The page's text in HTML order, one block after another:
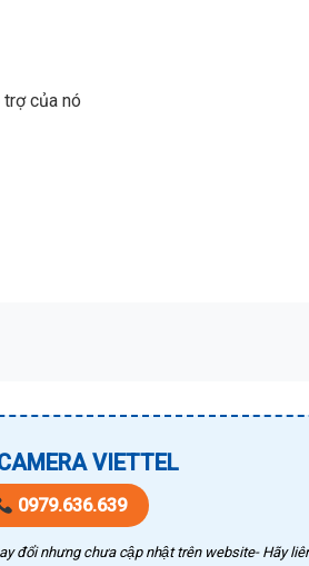
của nó
VIETTEL
0979.636.639
đổi nhưng chưa cập nhật trên website- Hãy